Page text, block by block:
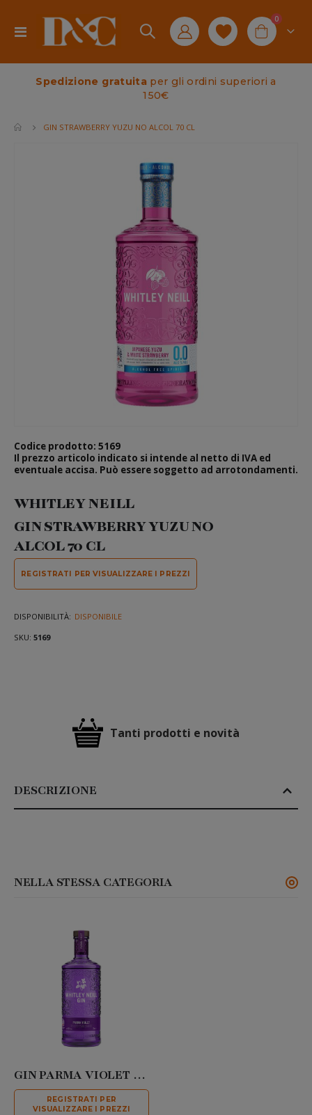
Toggle
Cart
0elementi
Spedizione gratuita per gli ordini superiori a
150€
GIN STRAWBERRY YUZU NO ALCOL 70 CL
Codice prodotto: 5169
Il prezzo articolo indicato si intende al netto di IVA ed
eventuale accisa. Può essere soggetto ad arrotondamenti.
della
di
immagini
WHITLEY NEILL
GIN STRAWBERRY YUZU NO
ALCOL 70 CL
REGISTRATI PER VISUALIZZARE I PREZZI
DISPONIBILITÀ: DISPONIBILE
SKU 5169
Tanti prodotti e novità
DESCRIZIONE
NELLA STESSA CATEGORIA
GIN PARMA VIOLET 41,3° 70 CL
REGISTRATI PER
VISUALIZZARE I PREZZI